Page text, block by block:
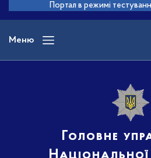
основного
вмісту
Портал в режимі
Меню
Головне
Національної